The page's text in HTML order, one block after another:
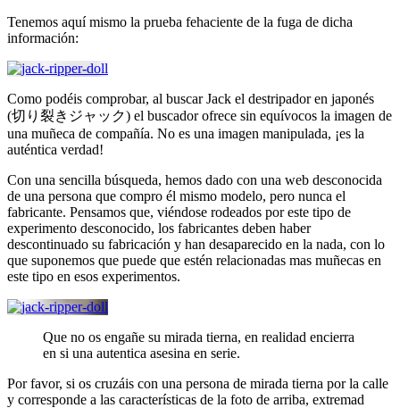
Tenemos aquí mismo la prueba fehaciente de la fuga de dicha
información:
Como podéis comprobar, al buscar Jack el destripador en japonés
(切り裂きジャック) el buscador ofrece sin equívocos la imagen de
una muñeca de compañía. No es una imagen manipulada, ¡es la
auténtica verdad!
Con una sencilla búsqueda, hemos dado con una web desconocida
de una persona que compro él mismo modelo, pero nunca el
fabricante. Pensamos que, viéndose rodeados por este tipo de
experimento desconocido, los fabricantes deben haber
descontinuado su fabricación y han desaparecido en la nada, con lo
que suponemos que puede que estén relacionadas mas muñecas en
este tipo en esos experimentos.
Que no os engañe su mirada tierna, en realidad encierra
en si una autentica asesina en serie.
Por favor, si os cruzáis con una persona de mirada tierna por la calle
y corresponde a las características de la foto de arriba, extremad